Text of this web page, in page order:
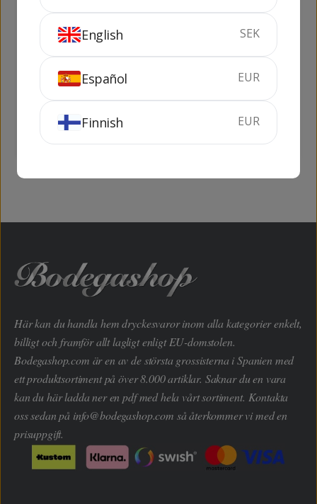
Ron Aguere
Caramelo
70 cl
KÖP
Bardinet
pippermint
29%
KÖP
Här kan du handla hem dryckesvaror inom alla kategorier enkelt,
billigt och framför allt lagligt enligt EU-domstolen.
Bodegashop.com är en av de största grossisterna i Spanien med
ett produktsortiment på över 8.000 artiklar. Saknar du en vara
kan du här ladda ner en pdf med hela vårt sortiment. Kontakta
oss sedan på info@bodegashop.com så återkommer vi med en
prisuppgift.
English SEK
Español EUR
Finnish EUR